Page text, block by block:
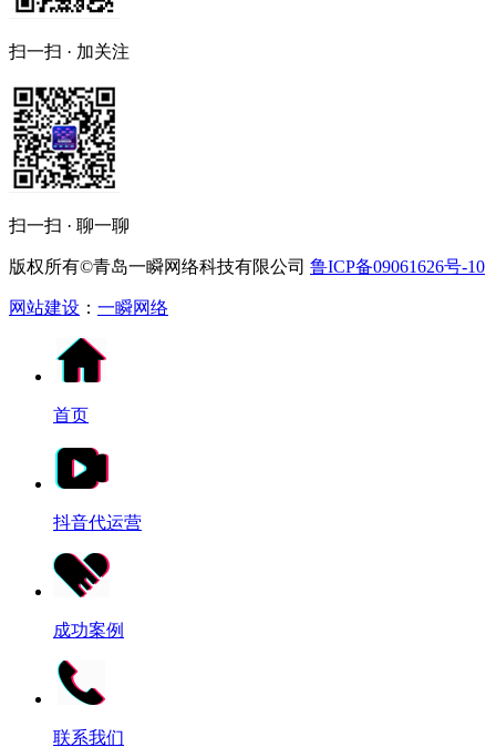
扫一扫 · 加关注
扫一扫 · 聊一聊
版权所有©青岛一瞬网络科技有限公司 鲁ICP备09061626号-10
网站建设 ： 一瞬网络
首页
抖音代运营
成功案例
联系我们